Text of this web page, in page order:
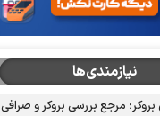
نیازمندی‌ها
بروکر؛ مرجع بررسی بروکر و صرافی